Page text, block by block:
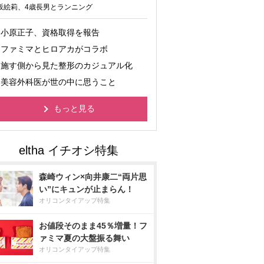
絵莉、4歳長男とランニング
小原正子、資格取得を報告
ファミマとヒロアカがコラボ
施す側から見た整形のカジュアル化
美容外科医が世の中に思うこと
もっと見る
森崎ウィン×向井康二“両片思
い”にキュンが止まらん！
オリコンタイアップ特集
お値段そのまま45％増量！フ
ァミマ夏の大盤振る舞い
オリコンタイアップ特集